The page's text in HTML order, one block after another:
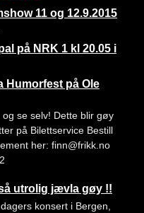
11 og 12.9.2015
på NRK 1 kl 20.05 i
Humorfest på Ole
se selv! Dette blir gøy
på Bilettservice Bestill
her: finn@frikk.no
utrolig jævla gøy !!
konsert i Bergen,